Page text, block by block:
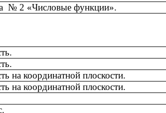
№ 2 «Числовые функции».
на координатной плоскости.
на координатной плоскости.